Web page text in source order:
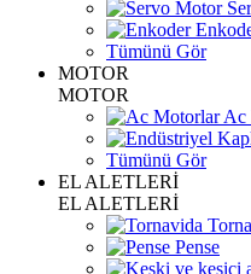
Tümünü Gör
MOTOR
MOTOR
Ac
Tümünü Gör
EL ALETLERİ
EL ALETLERİ
Pense